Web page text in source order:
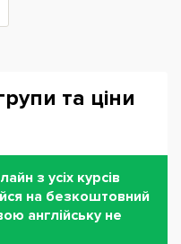
та ціни
з усіх курсів
на безкоштовний
англійську не